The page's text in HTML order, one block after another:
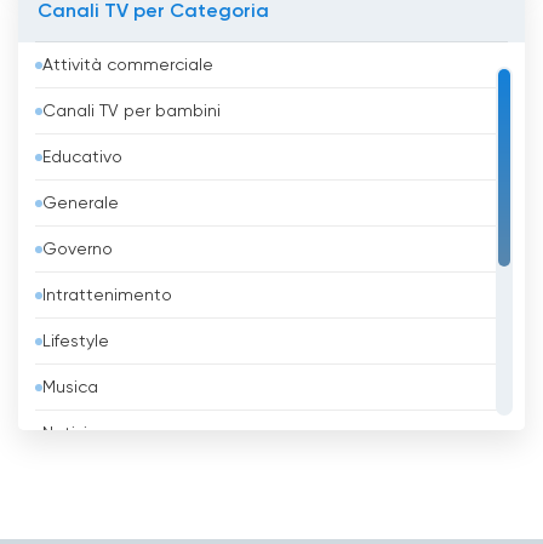
Azerbaigian
Bahrein
Bangladesh
Barbados
Belgio
Belize
Benin
Bhutan
Canali TV per Categoria
Attività commerciale
Canali TV per bambini
Educativo
Generale
Governo
Intrattenimento
Lifestyle
Musica
Notizie